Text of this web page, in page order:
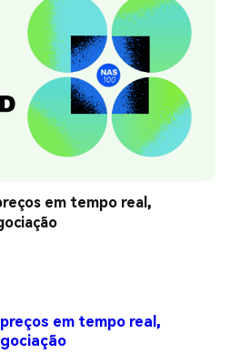
em tempo real,
em tempo real,